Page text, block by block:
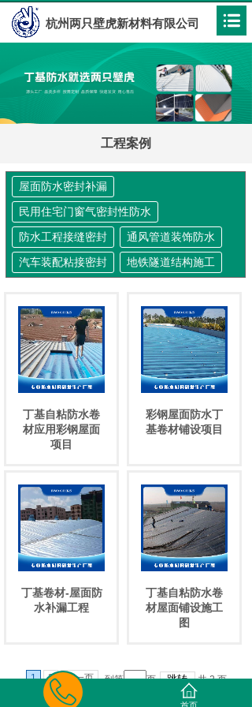
工程案例
屋面防水密封补漏
民用住宅门窗气密封性防水
防水工程接缝密封
通风管道装饰防水
汽车装配粘接密封
地铁隧道结构施工
丁基自粘防水卷
材应用彩钢屋面
项目
彩钢屋面防水丁
基卷材铺设项目
丁基卷材-屋面防
水补漏工程
丁基自粘防水卷
材屋面铺设施工
图
1 2 下一页 到第 页 共2页
杭州两只壁虎新材料有限公司